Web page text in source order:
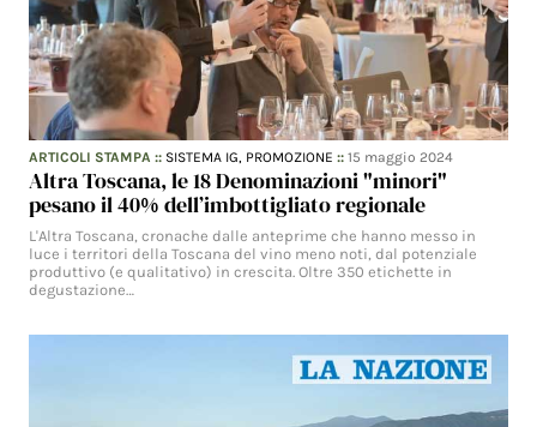
ARTICOLI STAMPA :: SISTEMA IG, PROMOZIONE ::15 maggio 2024
Altra Toscana, le 18 Denominazioni "minori"
pesano il 40% dell’imbottigliato regionale
L'Altra Toscana, cronache dalle anteprime che hanno messo in
luce i territori della Toscana del vino meno noti, dal potenziale
produttivo (e qualitativo) in crescita. Oltre 350 etichette in
degustazione…